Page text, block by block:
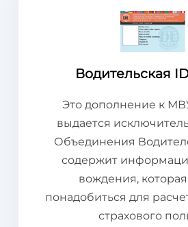
Водительская
Это дополнение к
выдается
Объединения
содержит
вождения,
понадобиться для
страхового